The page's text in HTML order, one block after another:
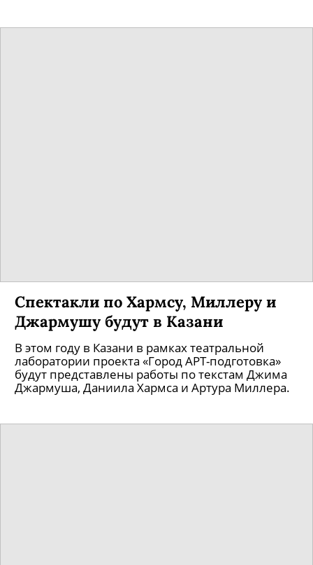
Спектакли по Хармсу, Миллеру и
Джармушу будут в Казани
В этом году в Казани в рамках театральной
лаборатории проекта «Город АРТ-подготовка»
будут представлены работы по текстам Джима
Джармуша, Даниила Хармса и Артура Миллера.